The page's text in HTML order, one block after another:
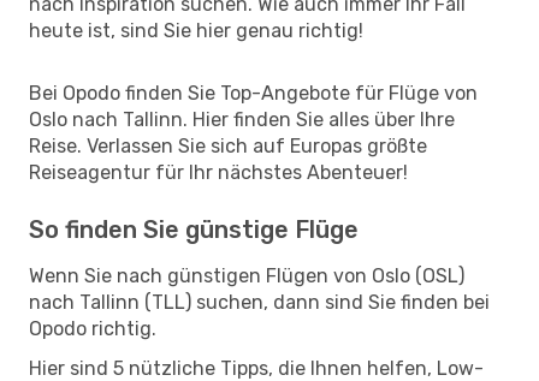
heute ist, sind Sie hier genau richtig!
Bei Opodo finden Sie Top-Angebote für Flüge von
Oslo nach Tallinn. Hier finden Sie alles über Ihre
Reise. Verlassen Sie sich auf Europas größte
Reiseagentur für Ihr nächstes Abenteuer!
So finden Sie günstige Flüge
Wenn Sie nach günstigen Flügen von Oslo (OSL)
nach Tallinn (TLL) suchen, dann sind Sie finden bei
Opodo richtig.
Hier sind 5 nützliche Tipps, die Ihnen helfen, Low-